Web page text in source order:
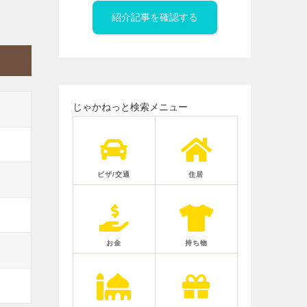
紹介記事を確認する
じゃかねっと検索メニュー
ビザ/交通 住居
お金 持ち物